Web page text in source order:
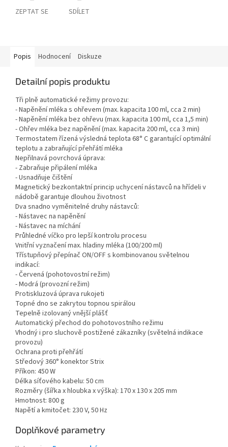
ZEPTAT SE SDÍLET
Popis Hodnocení Diskuze
Detailní popis produktu
Tři plně automatické režimy provozu:
- Napěnění mléka s ohřevem (max. kapacita 100 ml, cca 2 min)
- Napěnění mléka bez ohřevu (max. kapacita 100 ml, cca 1,5 min)
- Ohřev mléka bez napěnění (max. kapacita 200 ml, cca 3 min)
Termostatem řízená výsledná teplota 68° C garantující optimální
teplotu a zabraňující přehřátí mléka
Nepřilnavá povrchová úprava:
- Zabraňuje připálení mléka
- Usnadňuje čištění
Magnetický bezkontaktní princip uchycení nástavců na hřídeli v
nádobě garantuje dlouhou životnost
Dva snadno vyměnitelné druhy nástavců:
- Nástavec na napěnění
- Nástavec na míchání
Průhledné víčko pro lepší kontrolu procesu
Vnitřní vyznačení max. hladiny mléka (100/200 ml)
Třístupňový přepínač ON/OFF s kombinovanou světelnou
indikací:
- Červená (pohotovostní režim)
- Modrá (provozní režim)
Protiskluzová úprava rukojeti
Topné dno se zakrytou topnou spirálou
Tepelně izolovaný vnější plášť
Automatický přechod do pohotovostního režimu
Vhodný i pro sluchově postižené zákazníky (světelná indikace
provozu)
Ochrana proti přehřátí
Středový 360° konektor Strix
Příkon: 450 W
Délka síťového kabelu: 50 cm
Rozměry (šířka x hloubka x výška): 170 x 130 x 205 mm
Hmotnost: 800 g
Napětí a kmitočet: 230 V, 50 Hz
Doplňkové parametry